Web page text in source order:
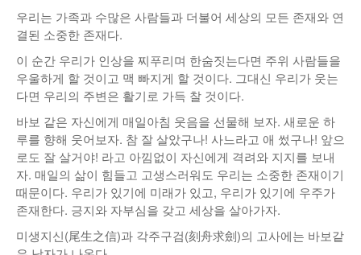
우리는 가족과 수많은 사람들과 더불어 세상의 모든 존재와 연
결된 소중한 존재다.
이 순간 우리가 인상을 찌푸리며 한숨짓는다면 주위 사람들을
우울하게 할 것이고 맥 빠지게 할 것이다. 그대신 우리가 웃는
다면 우리의 주변은 활기로 가득 찰 것이다.
바보 같은 자신에게 매일아침 웃음을 선물해 보자. 새로운 하
루를 향해 웃어보자. 참 잘 살았구나! 사느라고 애 썼구나! 앞으
로도 잘 살거야! 라고 아낌없이 자신에게 격려와 지지를 보내
자. 매일의 삶이 힘들고 고생스러워도 우리는 소중한 존재이기
때문이다. 우리가 있기에 미래가 있고, 우리가 있기에 우주가
존재한다. 긍지와 자부심을 갖고 세상을 살아가자.
미생지신(尾生之信)과 각주구검(刻舟求劍)의 고사에는 바보같